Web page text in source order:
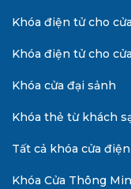
Khóa điện tử cho
Khóa điện tử cho
Khóa cửa đại sảnh
Khóa thẻ từ khách
Tất cả khóa cửa
Khóa Cửa Thông